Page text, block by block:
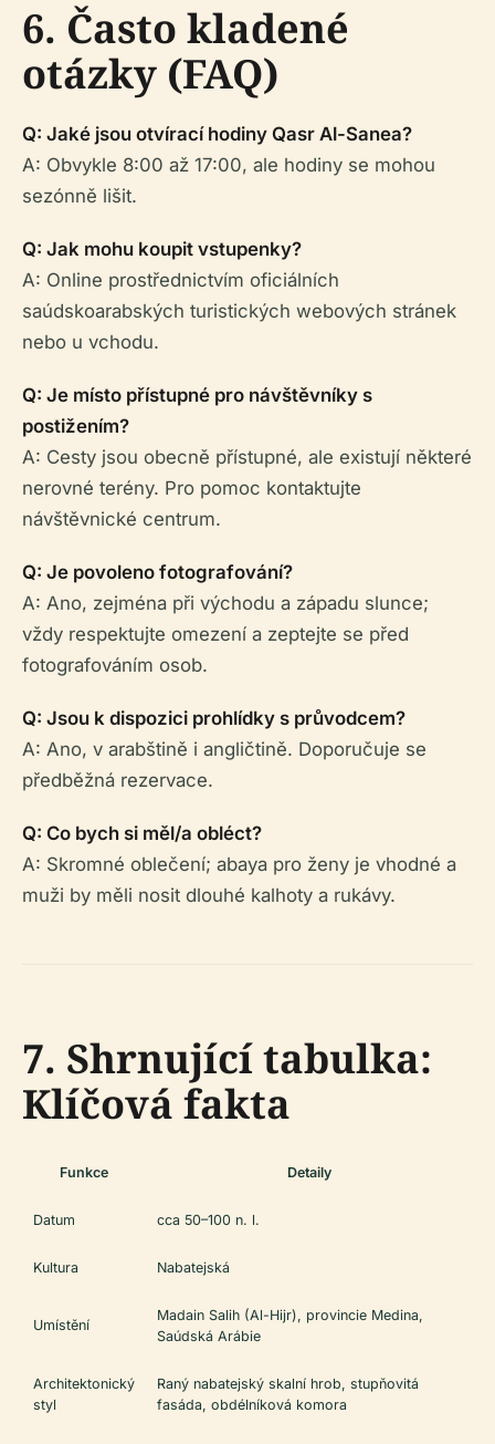
6. Často kladené
otázky (FAQ)
Q: Jaké jsou otvírací hodiny Qasr Al-Sanea?
A: Obvykle 8:00 až 17:00, ale hodiny se mohou
sezónně lišit.
Q: Jak mohu koupit vstupenky?
A: Online prostřednictvím oficiálních
saúdskoarabských turistických webových stránek
nebo u vchodu.
Q: Je místo přístupné pro návštěvníky s
postižením?
A: Cesty jsou obecně přístupné, ale existují některé
nerovné terény. Pro pomoc kontaktujte
návštěvnické centrum.
Q: Je povoleno fotografování?
A: Ano, zejména při východu a západu slunce;
vždy respektujte omezení a zeptejte se před
fotografováním osob.
Q: Jsou k dispozici prohlídky s průvodcem?
A: Ano, v arabštině i angličtině. Doporučuje se
předběžná rezervace.
Q: Co bych si měl/a obléct?
A: Skromné oblečení; abaya pro ženy je vhodné a
muži by měli nosit dlouhé kalhoty a rukávy.
7. Shrnující tabulka:
Klíčová fakta
Funkce Detaily
Datum cca 50–100 n. l.
Kultura Nabatejská
Umístění
Madain Salih (Al-Hijr), provincie Medina,
Saúdská Arábie
Architektonický
styl
Raný nabatejský skalní hrob, stupňovitá
fasáda, obdélníková komora